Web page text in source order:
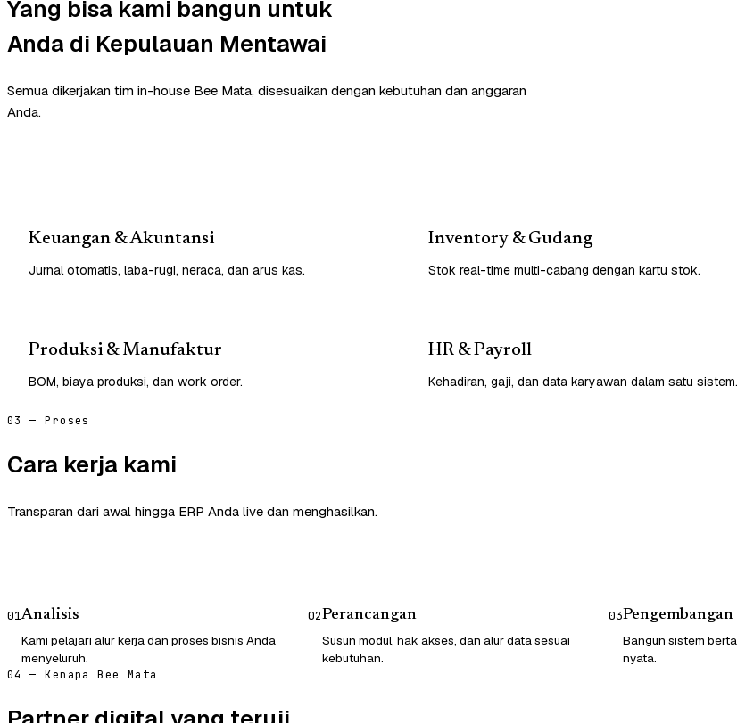
Yang bisa kami bangun untuk
Anda di Kepulauan Mentawai
Semua dikerjakan tim in-house Bee Mata, disesuaikan dengan kebutuhan dan anggaran
Anda.
Keuangan & Akuntansi
Jurnal otomatis, laba-rugi, neraca, dan arus kas.
Inventory & Gudang
Stok real-time multi-cabang dengan kartu stok.
Produksi & Manufaktur
BOM, biaya produksi, dan work order.
HR & Payroll
Kehadiran, gaji, dan data karyawan dalam satu sistem.
03 — Proses
Cara kerja kami
Transparan dari awal hingga ERP Anda live dan menghasilkan.
01Analisis
Kami pelajari alur kerja dan proses bisnis Anda
menyeluruh.
02Perancangan
Susun modul, hak akses, dan alur data sesuai
kebutuhan.
03Pengembangan
Bangun sistem
nyata.
04 — Kenapa Bee Mata